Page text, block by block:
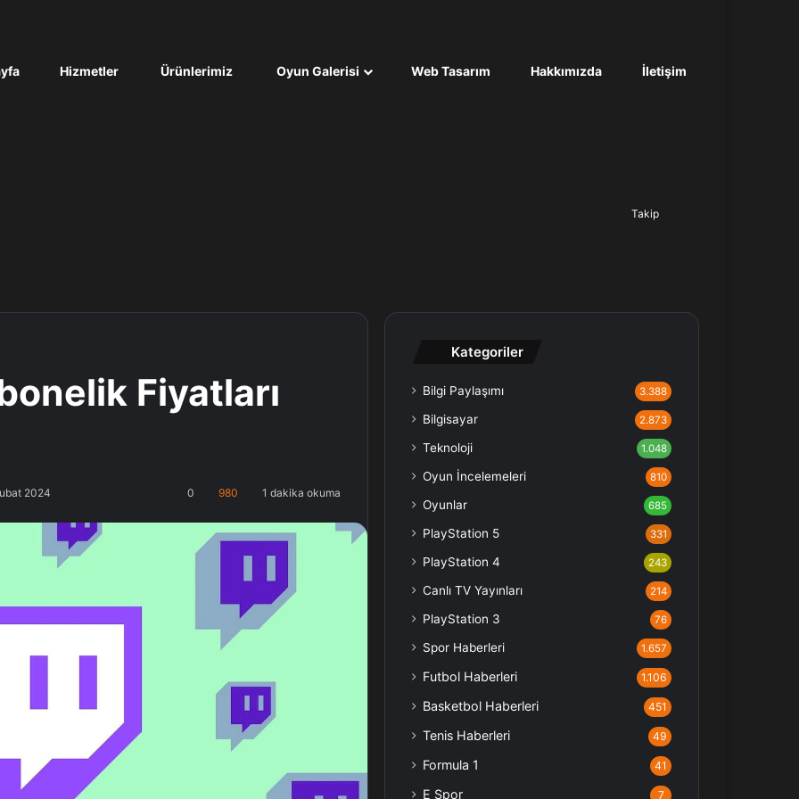
Hizmetler Ürünlerimiz Oyun Galerisi Web Tasarım Hakkımızda İletişim
Takip
Fiyatları
2024 0 980 1 dakika okuma
Kategoriler
Bilgi Paylaşımı 3.388
Bilgisayar 2.873
Teknoloji 1.048
Oyun İncelemeleri 810
Oyunlar 685
PlayStation 5 331
PlayStation 4 243
Canlı TV Yayınları 214
PlayStation 3 76
Spor Haberleri 1.657
Futbol Haberleri 1.106
Basketbol Haberleri 451
Tenis Haberleri 49
Formula 1 41
E Spor 7